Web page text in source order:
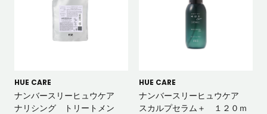
HUE CARE
ナンバースリーヒュウケア
ナリシング トリートメン
HUE CARE
ナンバースリーヒュウケア
スカルプセラム＋ １２０ｍ